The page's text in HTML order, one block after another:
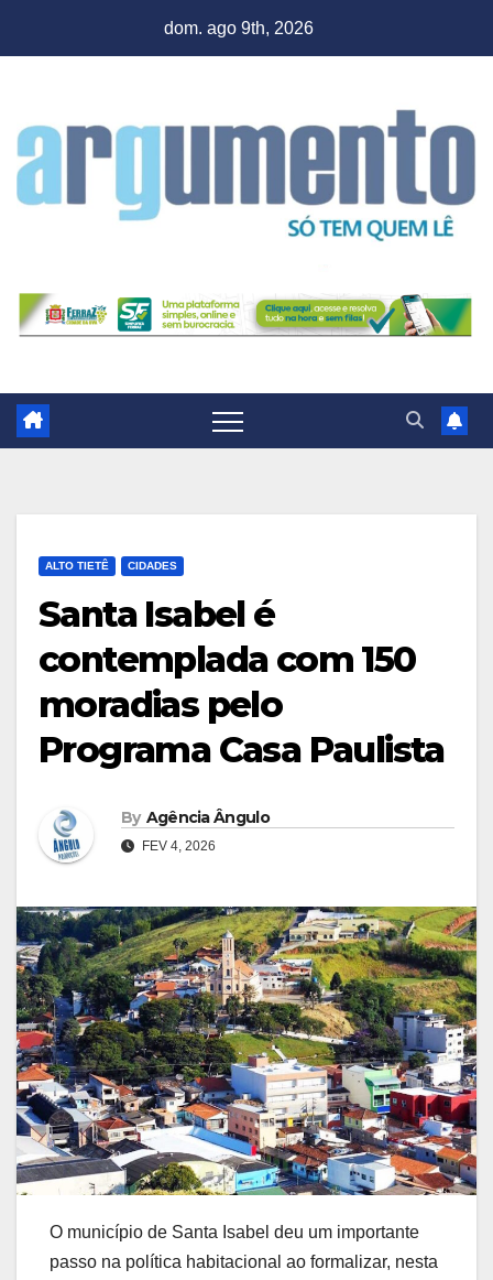
dom. ago 9th, 2026
ALTO TIETÊ CIDADES
Santa Isabel é
contemplada com 150
moradias pelo
Programa Casa Paulista
By Agência Ângulo
FEV 4, 2026
O município de Santa Isabel deu um importante
passo na política habitacional ao formalizar, nesta